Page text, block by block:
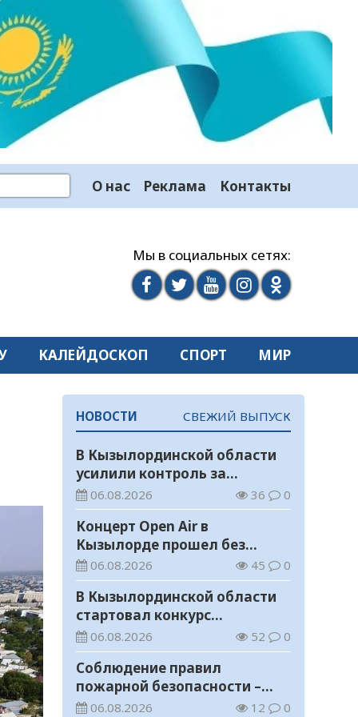
О нас Реклама Контакты
Мы в социальных сетях:
КАЛЕЙДОСКОП СПОРТ МИР
НОВОСТИ СВЕЖИЙ ВЫПУСК
В Кызылординской области
усилили контроль за
финансовой дисциплиной
06.08.2026 36 0
Концерт Open Air в
Кызылорде прошел без
нарушений общественного
порядка
06.08.2026 45 0
В Кызылординской области
стартовал конкурс
видеороликов о семейных
ценностях и Конституции
06.08.2026 52 0
Соблюдение правил
пожарной безопасности –
обязанность каждого
06.08.2026 12 0